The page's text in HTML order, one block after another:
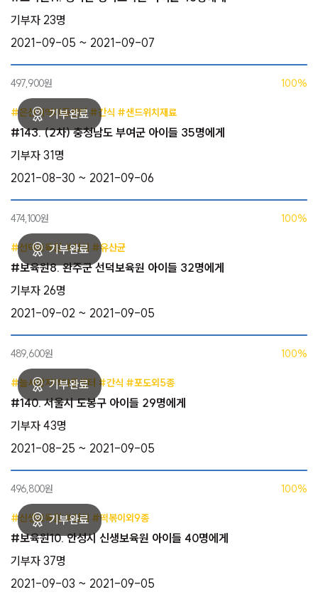
기부자 23명
2021-09-05 ~ 2021-09-07
497,900원 100%
#은산지역아동센터 #간식 #샌드위치재료
#143. (2차) 충청남도 부여군 아이들 35명에게
기부자 31명
2021-08-30 ~ 2021-09-06
474,100원 100%
#선덕보육원 #간식 #유산균
#보육원8. 완주군 선덕보육원 아이들 32명에게
기부자 26명
2021-09-02 ~ 2021-09-05
489,600원 100%
#늘사랑지역아동센터 #간식 #포도외5종
#140. 서울시 도봉구 아이들 29명에게
기부자 43명
2021-08-25 ~ 2021-09-05
496,800원 100%
#신생보육원 #간식 #떡볶이외9종
#보육원10. 안성시 신생보육원 아이들 40명에게
기부자 37명
2021-09-03 ~ 2021-09-05